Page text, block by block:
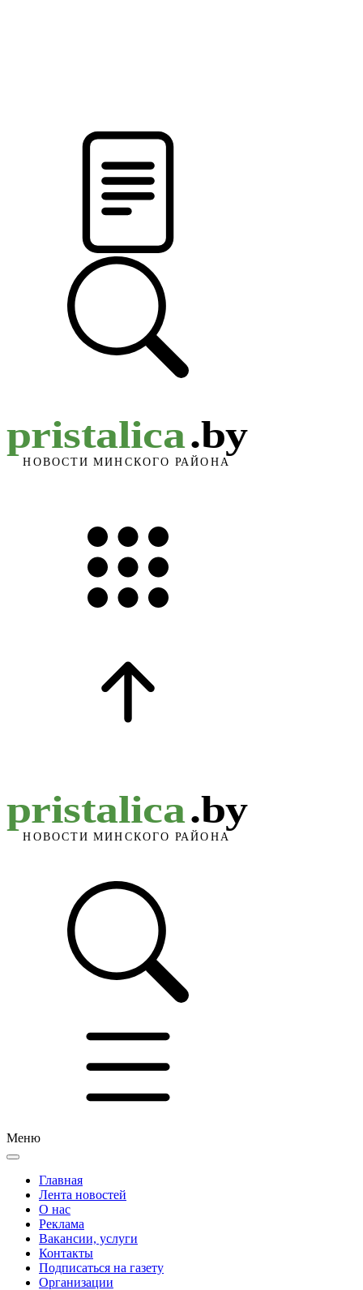
Меню
Главная
Лента новостей
О нас
Реклама
Вакансии, услуги
Контакты
Подписаться на газету
Организации